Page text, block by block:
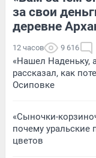
за свои
деревне
12 часов 9 616
«Нашел Наденьку,
рассказал, как
Осиповке
«Сыночки-
почему уральские
цветов